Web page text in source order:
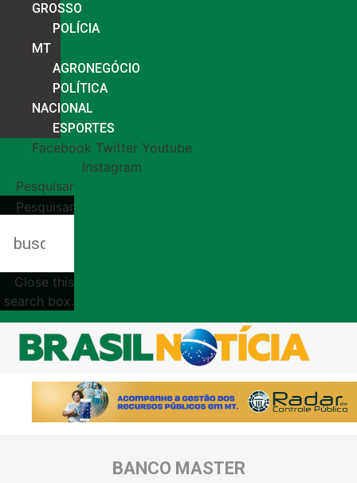
GROSSO
POLÍCIA
MT
AGRONEGÓCIO
POLÍTICA
NACIONAL
ESPORTES
Facebook Twitter Youtube
Instagram
Pesquisar
Pesquisar
Close this
search box.
BANCO MASTER